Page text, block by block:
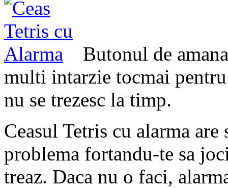
Butonul de
multi intarzie tocmai
nu se trezesc la timp.
Ceasul Tetris cu alarma are
problema fortandu-te sa
treaz. Daca nu o faci,